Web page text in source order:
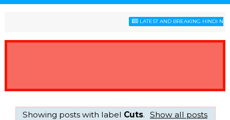
LATEST AND BREAKING HINDI NEWS
Showing posts with label Cuts. Show all posts